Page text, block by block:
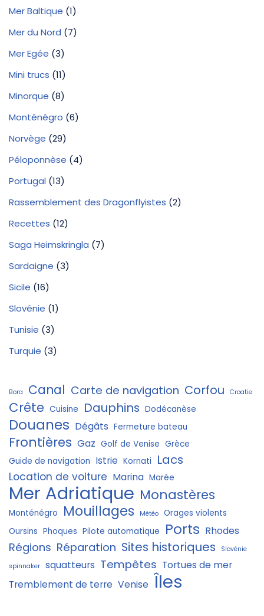
Mer Baltique (1)
Mer du Nord (7)
Mer Egée (3)
Mini trucs (11)
Minorque (8)
Monténégro (6)
Norvège (29)
Péloponnèse (4)
Portugal (13)
Rassemblement des Dragonflyistes (2)
Recettes (12)
Saga Heimskringla (7)
Sardaigne (3)
Sicile (16)
Slovénie (1)
Tunisie (3)
Turquie (3)
Bora Canal Carte de navigation Corfou Croatie
Crête Cuisine Dauphins Dodécanèse
Douanes Dégâts Fermeture bateau
Frontières Gaz Golf de Venise Grèce
Guide de navigation Istrie Kornati Lacs
Location de voiture Marina Marée
Mer Adriatique Monastères
Monténégro Mouillages Météo Orages violents
Oursins Phoques Pilote automatique Ports Rhodes
Régions Réparation Sites historiques
Slovénie
spinnaker squatteurs Tempêtes Tortues de mer
Tremblement de terre Venise Îles